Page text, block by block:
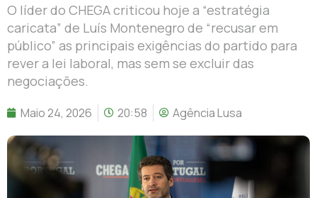
O líder do CHEGA criticou hoje a “estratégia
caricata” de Luís Montenegro de “recusar em
público” as principais exigências do partido para
rever a lei laboral, mas sem se excluir das
negociações.
Maio 24, 2026 20:58 Agência Lusa